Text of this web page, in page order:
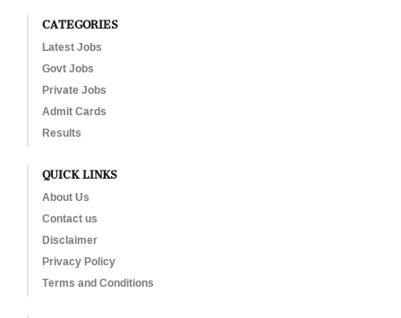
CATEGORIES
Latest Jobs
Govt Jobs
Private Jobs
Admit Cards
Results
QUICK LINKS
About Us
Contact us
Disclaimer
Privacy Policy
Terms and Conditions